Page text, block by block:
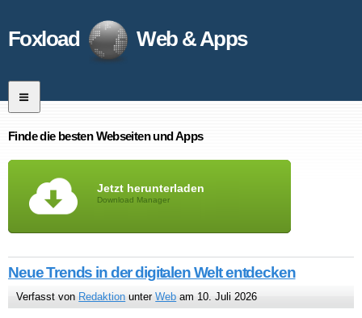
Foxload Web & Apps
Finde die besten Webseiten und Apps
Jetzt herunterladen
Download Manager
Neue Trends in der digitalen Welt entdecken
Verfasst von Redaktion unterWeb am 10. Juli 2026